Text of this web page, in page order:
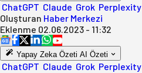
ChatGPT Claude Grok Perplexity
Oluşturan Haber Merkezi
Eklenme 02.06.2023 - 11:32
Yapay Zeka Özeti AI Özeti
ChatGPT Claude Grok Perplexity